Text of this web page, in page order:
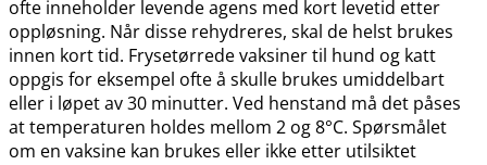
ofte inneholder levende agens med kort levetid etter
oppløsning. Når disse rehydreres, skal de helst brukes
innen kort tid. Frysetørrede vaksiner til hund og katt
oppgis for eksempel ofte å skulle brukes umiddelbart
eller i løpet av 30 minutter. Ved henstand må det påses
at temperaturen holdes mellom 2 og 8°C. Spørsmålet
om en vaksine kan brukes eller ikke etter utilsiktet